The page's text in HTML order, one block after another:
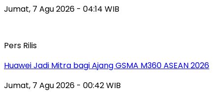
Jumat, 7 Agu 2026 - 04:14 WIB
Pers Rilis
Huawei Jadi Mitra bagi Ajang GSMA M360 ASEAN 2026
Jumat, 7 Agu 2026 - 00:42 WIB